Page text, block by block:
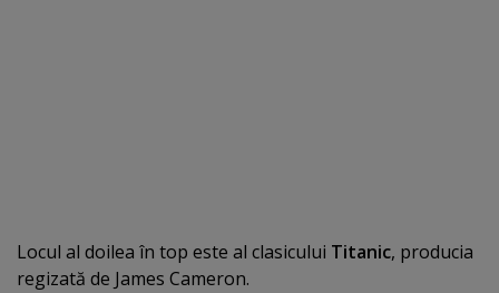
Locul al doilea în top este al clasicului Titanic, producia
regizată de James Cameron.